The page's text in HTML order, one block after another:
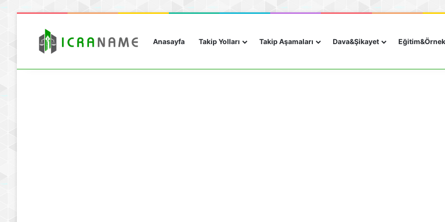
Anasayfa Takip Yolları Takip Aşamaları Dava&Şikayet Eğitim&Örnek
Cumartesi, Ağustos 8 2026